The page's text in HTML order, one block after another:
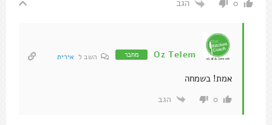
0 הגב
Oz Telem מחבר השב ל אירית
אמת! בשמחה
0 הגב